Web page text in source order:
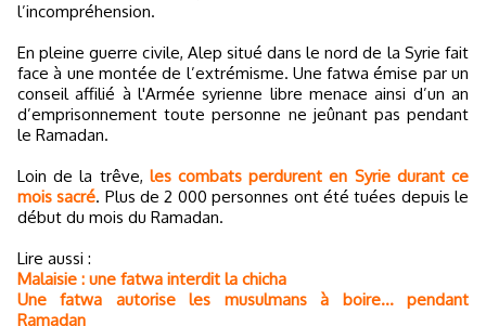
l’incompréhension.
En pleine guerre civile, Alep situé dans le nord de la Syrie fait
face à une montée de l’extrémisme. Une fatwa émise par un
conseil affilié à l'Armée syrienne libre menace ainsi d’un an
d’emprisonnement toute personne ne jeûnant pas pendant
le Ramadan.
Loin de la trêve, les combats perdurent en Syrie durant ce
mois sacré. Plus de 2 000 personnes ont été tuées depuis le
début du mois du Ramadan.
Lire aussi :
Malaisie : une fatwa interdit la chicha
Une fatwa autorise les musulmans à boire... pendant
Ramadan